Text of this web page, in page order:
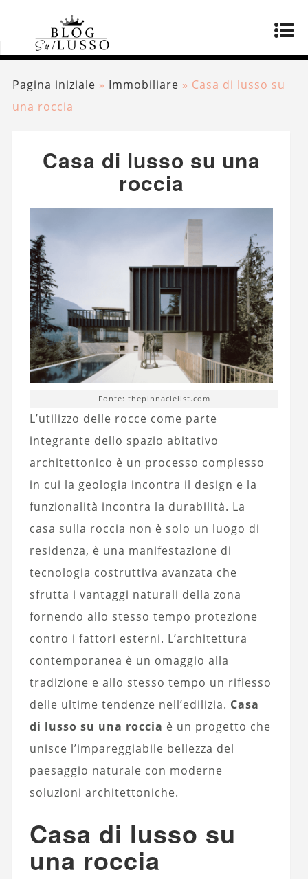
Pagina iniziale » Immobiliare » Casa di lusso su
una roccia
Casa di lusso su una
roccia
Fonte: thepinnaclelist.com
L’utilizzo delle rocce come parte
integrante dello spazio abitativo
architettonico è un processo complesso
in cui la geologia incontra il design e la
funzionalità incontra la durabilità. La
casa sulla roccia non è solo un luogo di
residenza, è una manifestazione di
tecnologia costruttiva avanzata che
sfrutta i vantaggi naturali della zona
fornendo allo stesso tempo protezione
contro i fattori esterni. L’architettura
contemporanea è un omaggio alla
tradizione e allo stesso tempo un riflesso
delle ultime tendenze nell’edilizia. Casa
di lusso su una roccia è un progetto che
unisce l’impareggiabile bellezza del
paesaggio naturale con moderne
soluzioni architettoniche.
Casa di lusso su
una roccia